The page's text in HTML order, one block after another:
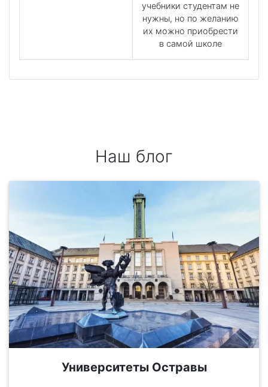
учебники студентам не
нужны, но по желанию
их можно приобрести
в самой школе
Наш блог
Университеты Остравы